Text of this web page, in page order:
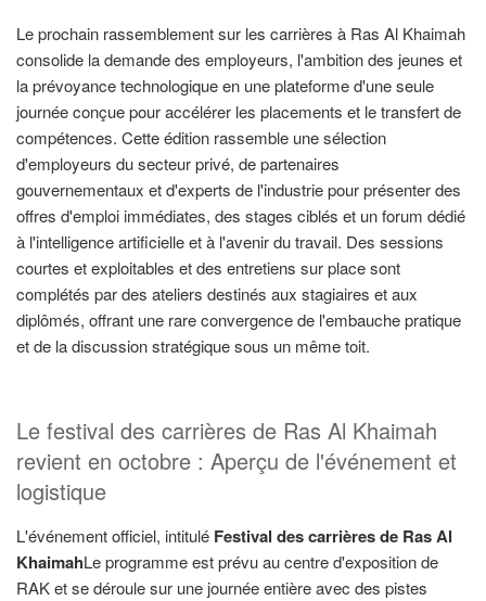
Le prochain rassemblement sur les carrières à Ras Al Khaimah
consolide la demande des employeurs, l'ambition des jeunes et
la prévoyance technologique en une plateforme d'une seule
journée conçue pour accélérer les placements et le transfert de
compétences. Cette édition rassemble une sélection
d'employeurs du secteur privé, de partenaires
gouvernementaux et d'experts de l'industrie pour présenter des
offres d'emploi immédiates, des stages ciblés et un forum dédié
à l'intelligence artificielle et à l'avenir du travail. Des sessions
courtes et exploitables et des entretiens sur place sont
complétés par des ateliers destinés aux stagiaires et aux
diplômés, offrant une rare convergence de l'embauche pratique
et de la discussion stratégique sous un même toit.
Le festival des carrières de Ras Al Khaimah
revient en octobre : Aperçu de l'événement et
logistique
L'événement officiel, intitulé Festival des carrières de Ras Al
KhaimahLe programme est prévu au centre d'exposition de
RAK et se déroule sur une journée entière avec des pistes